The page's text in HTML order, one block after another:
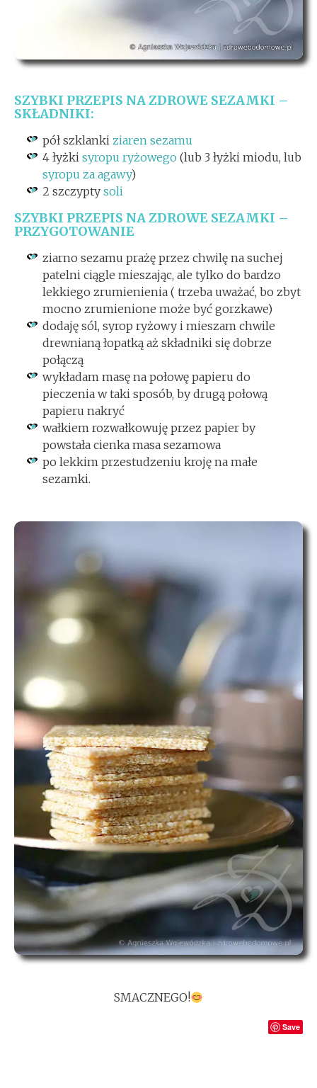
SZYBKI PRZEPIS NA ZDROWE SEZAMKI –
SKŁADNIKI:
pół szklanki ziaren sezamu
4 łyżki syropu ryżowego (lub 3 łyżki miodu, lub
syropu za agawy)
2 szczypty soli
SZYBKI PRZEPIS NA ZDROWE SEZAMKI –
PRZYGOTOWANIE
ziarno sezamu prażę przez chwilę na suchej
patelni ciągle mieszając, ale tylko do bardzo
lekkiego zrumienienia ( trzeba uważać, bo zbyt
mocno zrumienione może być gorzkawe)
dodaję sól, syrop ryżowy i mieszam chwile
drewnianą łopatką aż składniki się dobrze
połączą
wykładam masę na połowę papieru do
pieczenia w taki sposób, by drugą połową
papieru nakryć
wałkiem rozwałkowuję przez papier by
powstała cienka masa sezamowa
po lekkim przestudzeniu kroję na małe
sezamki.
SMACZNEGO!
Save